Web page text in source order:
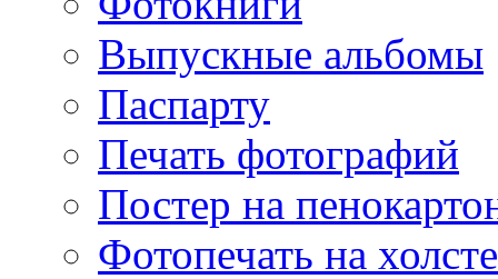
Выпускные альбомы
Паспарту
Печать фотографий
Постер на
Фотопечать на холсте